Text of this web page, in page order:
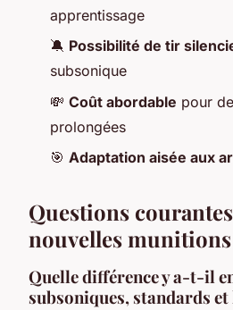
apprentissage
🔕 Possibilité de tir
subsonique
💸 Coût abordable pour
prolongées
🎯 Adaptation aisée aux
Questions
nouvelles
Quelle différence y a-t-il
subsoniques, standards et